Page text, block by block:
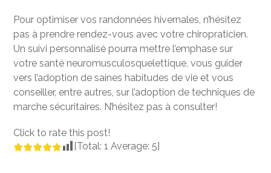
Pour optimiser vos randonnées hivernales, n’hésitez
pas à prendre rendez-vous avec votre chiropraticien.
Un suivi personnalisé pourra mettre l’emphase sur
votre santé neuromusculosquelettique, vous guider
vers l’adoption de saines habitudes de vie et vous
conseiller, entre autres, sur l’adoption de techniques de
marche sécuritaires. N’hésitez pas à consulter!
Click to rate this post!
[Total:1 Average:5]